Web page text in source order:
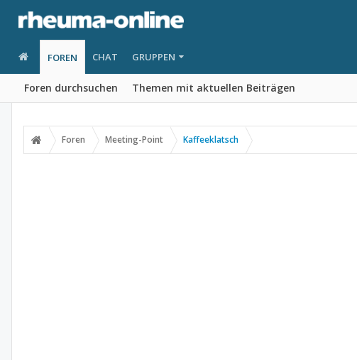
FOREN
Foren durchsuchen Themen mit aktuellen Beiträgen
CHAT GRUPPEN
Foren Meeting-Point Kaffeeklatsch